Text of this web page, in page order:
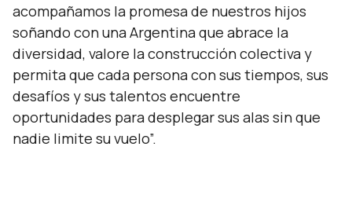
acompañamos la promesa de nuestros hijos
soñando con una Argentina que abrace la
diversidad, valore la construcción colectiva y
permita que cada persona con sus tiempos, sus
desafíos y sus talentos encuentre
oportunidades para desplegar sus alas sin que
nadie limite su vuelo”.